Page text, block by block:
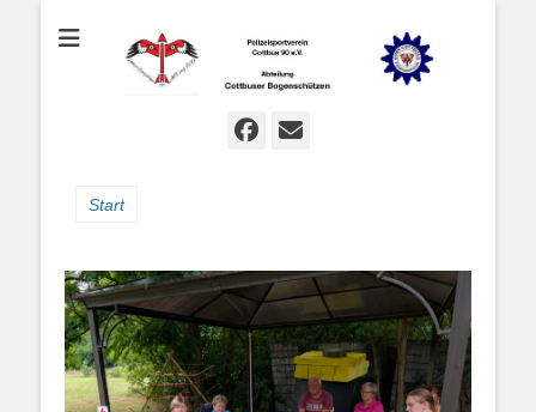
Cottbuser
Bogenschützen
Bogenschießen in Cottbus
Facebook
E-
Start